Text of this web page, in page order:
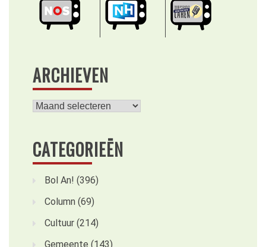
ARCHIEVEN
Archieven
CATEGORIEËN
Bol An! (396)
Column (69)
Cultuur (214)
Gemeente (143)